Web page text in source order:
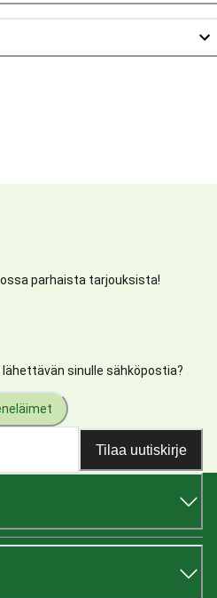
parhaista tarjouksista!
sinulle sähköpostia?
Tilaa uutiskirje